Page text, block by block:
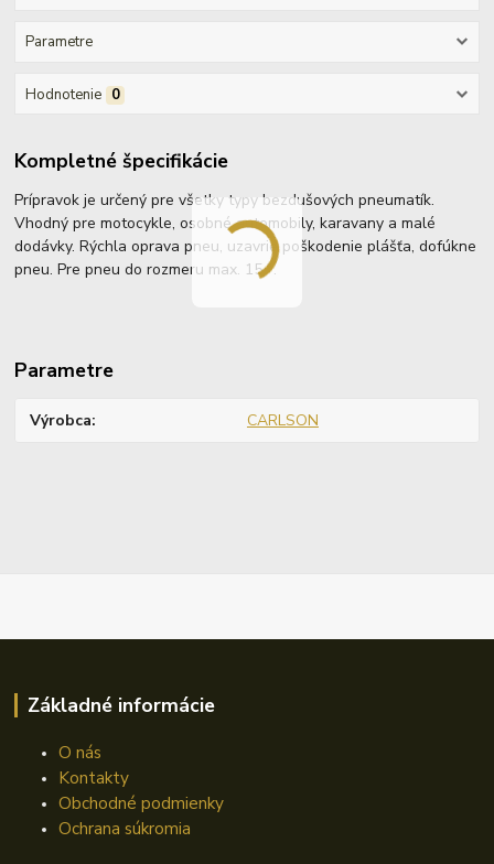
Parametre
Hodnotenie 0
Kompletné špecifikácie
Prípravok je určený pre všetky typy bezdušových pneumatík.
Vhodný pre motocykle, osobné automobily, karavany a malé
dodávky. Rýchla oprava pneu, uzavrie poškodenie plášťa, dofúkne
pneu. Pre pneu do rozmeru max. 15 ".
Parametre
Výrobca CARLSON
Základné informácie
O nás
Kontakty
Obchodné podmienky
Ochrana súkromia